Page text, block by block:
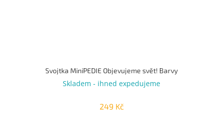
Svojtka MiniPEDIE Objevujeme svět! Barvy
Skladem - ihned expedujeme
249 Kč